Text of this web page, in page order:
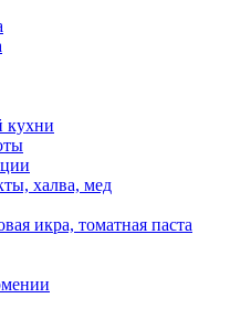
кухни
халва, мед
икра, томатная паста